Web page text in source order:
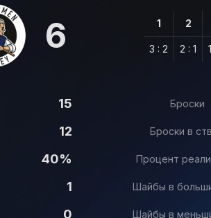
6 1
3 : 2
2
2 : 1
15 Броски
12
Броски в
40%
Процент
1
Шайбы в
0
Шайбы в